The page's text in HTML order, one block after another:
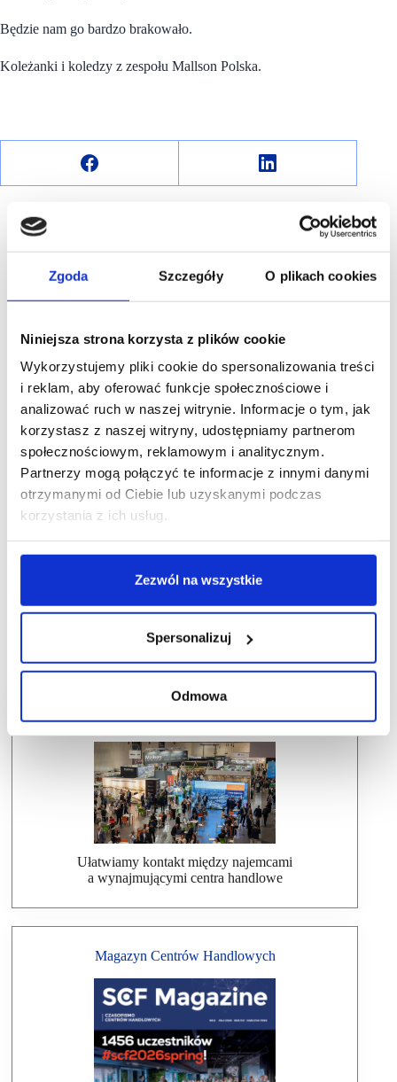
Zgoda Szczegóły O plikach cookies
Niniejsza strona korzysta z plików cookie
Wykorzystujemy pliki cookie do spersonalizowania treści
i reklam, aby oferować funkcje społecznościowe i
analizować ruch w naszej witrynie. Informacje o tym, jak
korzystasz z naszej witryny, udostępniamy partnerom
społecznościowym, reklamowym i analitycznym.
Partnerzy mogą połączyć te informacje z innymi danymi
otrzymanymi od Ciebie lub uzyskanymi podczas
korzystania z ich usług.
Zezwól na wszystkie
Spersonalizuj
Odmowa
Będzie nam go bardzo brakowało.
Koleżanki i koledzy z zespołu Mallson Polska.
Dlaczego warto wziąć udział w SCF?
Ułatwiamy kontakt między najemcami
a wynajmującymi centra handlowe
Magazyn Centrów Handlowych